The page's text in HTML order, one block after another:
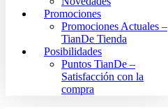
Promociones
Promociones Actuales –
TianDe Tienda
Posibilidades
Puntos TianDe –
Satisfacción con la
compra